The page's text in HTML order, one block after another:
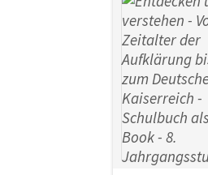
Bruchertseifer, Heike; Schuster,
Basel, Florian; Müller, Stefanie;
Basel, Carola; Grashiller, Kathrin